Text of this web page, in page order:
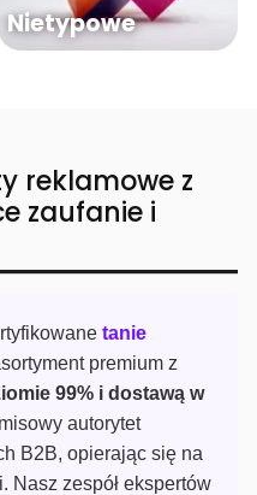
Nietypowe
reklamowe z
zaufanie i
tanie
premium z
99% i dostawą w
autorytet
B2B, opierając się na
Nasz zespół ekspertów